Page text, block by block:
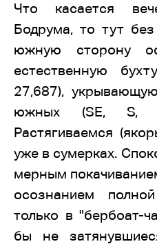
Что касается
Бодрума, то тут
южную сторону
естественную
27,687),
южных (SE, S,
Растягиваемся
уже в сумерках.
мерным
осознанием
только в "бербоат-
бы не